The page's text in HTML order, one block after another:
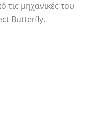
τις μηχανικές του
Butterfly.